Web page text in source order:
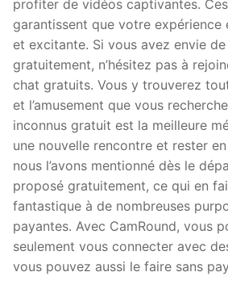
profiter de vidéos captivantes.
garantissent que votre
et excitante. Si vous avez envie
gratuitement, n’hésitez pas à
chat gratuits. Vous y trouverez
et l’amusement que vous
inconnus gratuit est la meilleure
une nouvelle rencontre et rester
nous l’avons mentionné dès le
proposé gratuitement, ce qui en
fantastique à de nombreuses
payantes. Avec CamRound, vous
seulement vous connecter avec
vous pouvez aussi le faire sans